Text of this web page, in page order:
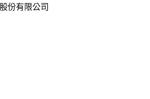
份有限公司